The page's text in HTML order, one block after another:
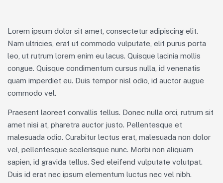
Lorem ipsum dolor sit amet, consectetur adipiscing elit.
Nam ultricies, erat ut commodo vulputate, elit purus porta
leo, ut rutrum lorem enim eu lacus. Quisque lacinia mollis
congue. Quisque condimentum cursus nulla, id venenatis
quam imperdiet eu. Duis tempor nisl odio, id auctor augue
commodo vel.
Praesent laoreet convallis tellus. Donec nulla orci, rutrum sit
amet nisi at, pharetra auctor justo. Pellentesque et
malesuada odio. Curabitur lectus erat, malesuada non dolor
vel, pellentesque scelerisque nunc. Morbi non aliquam
sapien, id gravida tellus. Sed eleifend vulputate volutpat.
Duis id erat nec ipsum elementum luctus nec vel nibh.